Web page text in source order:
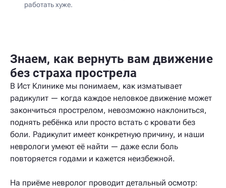
работать хуже.
Знаем, как вернуть вам движение
без страха прострела
В Ист Клинике мы понимаем, как изматывает
радикулит — когда каждое неловкое движение может
закончиться прострелом, невозможно наклониться,
поднять ребёнка или просто встать с кровати без
боли. Радикулит имеет конкретную причину, и наши
неврологи умеют её найти — даже если боль
повторяется годами и кажется неизбежной.
На приёме невролог проводит детальный осмотр: